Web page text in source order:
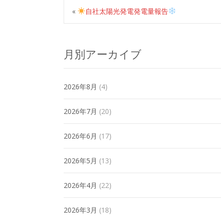
« 自社太陽光発電発電量報告
月別アーカイブ
2026年8月 (4)
2026年7月 (20)
2026年6月 (17)
2026年5月 (13)
2026年4月 (22)
2026年3月 (18)